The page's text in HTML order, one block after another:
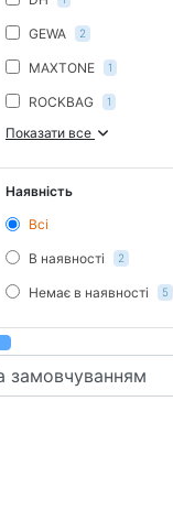
GEWA 2
MAXTONE 1
ROCKBAG 1
Показати все
Наявність
Всі
В наявності 2
Немає в наявності 5